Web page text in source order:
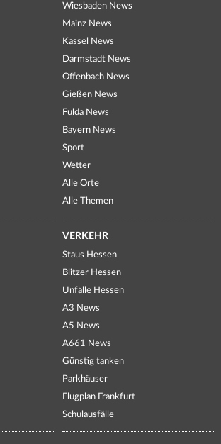
Wiesbaden News
Mainz News
Kassel News
Darmstadt News
Offenbach News
Gießen News
Fulda News
Bayern News
Sport
Wetter
Alle Orte
Alle Themen
VERKEHR
Staus Hessen
Blitzer Hessen
Unfälle Hessen
A3 News
A5 News
A661 News
Günstig tanken
Parkhäuser
Flugplan Frankfurt
Schulausfälle